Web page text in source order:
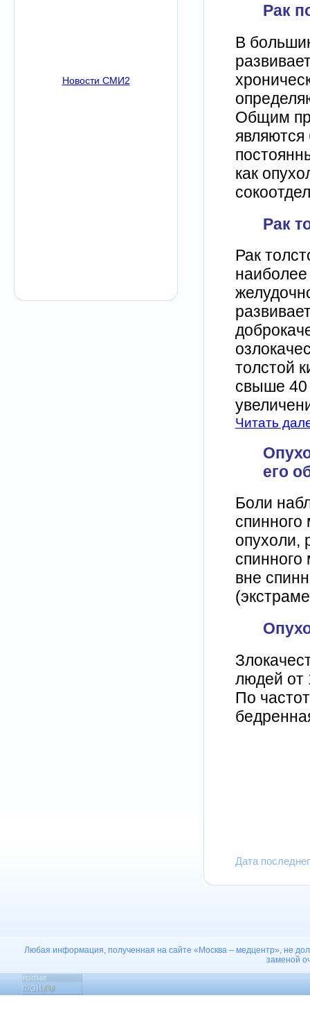
Новости СМИ2
Рак
В
Общим
как
Рак
Рак
толстой
свыше 40
Читать
его
Боли
спинного
опухоли,
вне
людей от
По
Дата
Любая информация, полученная на сайте «Москва – медцентр», не
заменой